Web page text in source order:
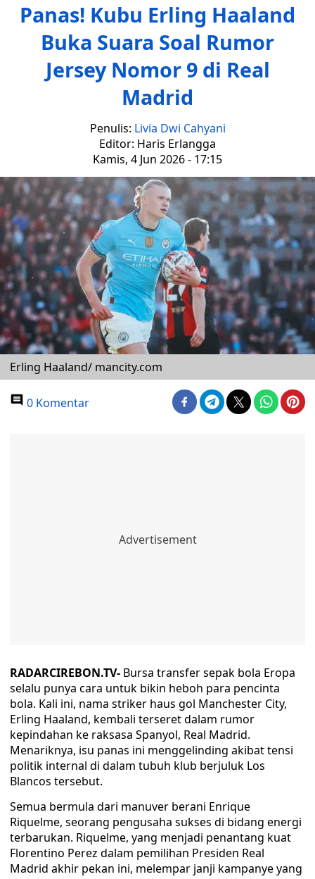
Panas! Kubu Erling Haaland
Buka Suara Soal Rumor
Jersey Nomor 9 di Real
Madrid
Penulis: Livia Dwi Cahyani
Editor: Haris Erlangga
Kamis, 4 Jun 2026 - 17:15
Erling Haaland/ mancity.com
0 Komentar
RADARCIREBON.TV- Bursa transfer sepak bola Eropa
selalu punya cara untuk bikin heboh para pencinta
bola. Kali ini, nama striker haus gol Manchester City,
Erling Haaland, kembali terseret dalam rumor
kepindahan ke raksasa Spanyol, Real Madrid.
Menariknya, isu panas ini menggelinding akibat tensi
politik internal di dalam tubuh klub berjuluk Los
Blancos tersebut.
Semua bermula dari manuver berani Enrique
Riquelme, seorang pengusaha sukses di bidang energi
terbarukan. Riquelme, yang menjadi penantang kuat
Florentino Perez dalam pemilihan Presiden Real
Madrid akhir pekan ini, melempar janji kampanye yang